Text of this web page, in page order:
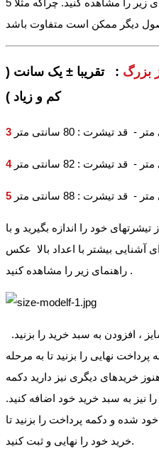
نکنید بلکه اندازه های زیر را مشاهده کنید. چراکه مثلا 5XL یک محصول
بزرگ : تقریبا ± یک سانت (
کم و زیاد )
خود را اندازه بگیرید و با
آشنایی بیشتر با اعداد بالا عکس
راهنمای زیر را مشاهده کنید .
، افزودن به سبد خرید را بزنید.
نهایی را بزنید تا به مرحله
خریدهای دیگری نیز دارید دکمه
نیز به سبد خرید خود اضافه کنید.
شده و دکمه پرداخت را بزنید تا
خرید خود را نهایی و ثبت کنید.